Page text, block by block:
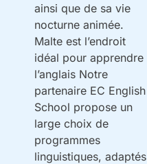
ainsi que de sa vie
nocturne animée.
Malte est l’endroit
idéal pour apprendre
l’anglais Notre
partenaire EC English
School propose un
large choix de
programmes
linguistiques, adaptés